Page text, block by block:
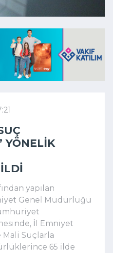
YÖNELIK
yapılan
Genel Müdürlüğü
İl Emniyet
Suçlarla
65 ilde